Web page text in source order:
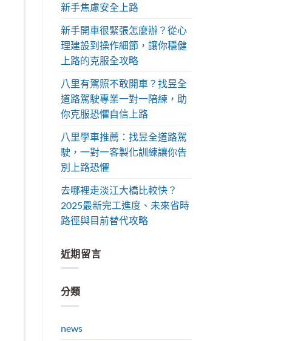
新手焦慮安全上路
新手開車很緊張怎麼辦？從心
理建設到操作細節，讓你穩健
上路的克服全攻略
八里有駕照不敢開車？找昱全
道路駕駛專業一對一陪練，助
你克服恐懼自信上路
八里學車推薦：找昱全道路駕
駛，一對一客製化訓練讓你告
別上路恐懼
去哪裡走淡江大橋比較快？
2025最新完工進度、未來省時
路徑與目前替代攻略
近期留言
分類
news